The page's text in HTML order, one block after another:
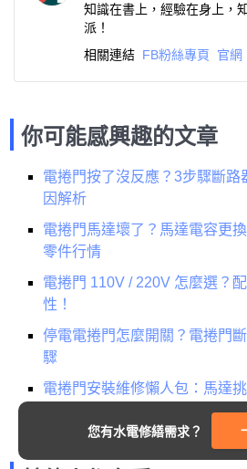
您有水電修繕需求？
知識在書上，經驗在身上，
派！
相關連結 FB粉絲專頁 官網
你可能感興趣的文章
電捲門按了沒反應？3步驟斷路
因解析
電捲門馬達壞了？馬達電容更
零件行情
電捲門 110V / 220V 怎麼選？
性！
停電電捲門怎麼開關？電捲門
驟
電捲門安裝維修懶人包：馬達